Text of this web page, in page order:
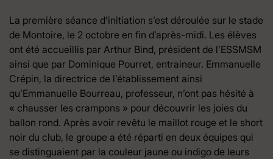
La première séance d’initiation s’est déroulée sur le stade
de Montoire, le 2 octobre en fin d’après-midi. Les élèves
ont été accueillis par Arthur Bind, président de l’ESSMSM
ainsi que par Dominique Pourret, entraineur. Emmanuelle
Crépin, la directrice de l’établissement ainsi
qu’Emmanuelle Bourreau, professeur, n’ont pas hésité à
« chausser les crampons » pour découvrir les joies du
ballon rond. Après avoir revêtu le maillot rouge et le short
noir du club, le groupe a été réparti en deux équipes qui
se distinguaient par la couleur jaune ou indigo de leurs